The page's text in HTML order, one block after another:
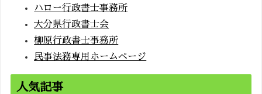
ハロー行政書士事務所
大分県行政書士会
柳原行政書士事務所
民事法務専用ホームページ
人気記事